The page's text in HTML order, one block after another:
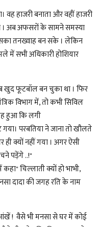
हाजरी बनाता और वहीं हाजरी
। अब अफसरों के सामने समस्या
तनख्वाह बन सके । लेकिन
सभी अधिकारी होशियार
खुद फूटबॉल बन चुका था । फिर
विभाग में, तो कभी सिविल
हुआ कि लगी
परबतिया ने जाना तो खौलते
क्यों नहीं गया । अगर ऐसी
पड़ेंगे ..!"
चिल्लाती क्यों हो भाभी,
दादा की जगह रति के नाम
आंखें ! वैसे भी मनसा से घर में कोई